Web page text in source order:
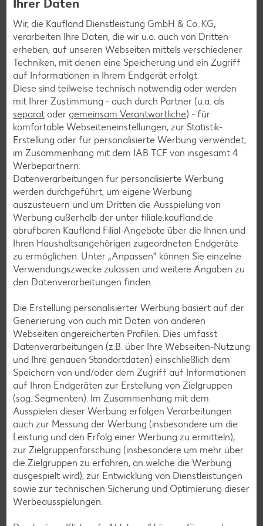
tägliches Tässchen Tee also lieber zwischendurch als zu den
Mahlzeiten schlürfen.
Achtung: Schwangere sollten am besten gar keinen
Schwarztee trinken. Das Koffein beeinflusst den Blutdruck
des ungeborenen Kindes. Trinkt die Mutter regelmäßig und
in großen Mengen schwarzen Tee, kann das Baby sogar ein
geringeres Geburtsgewicht haben.
Anbau & Ernte
Anbau und Ernte: So wird
schwarzer Tee hergestellt
Teepflanzen sind recht anspruchsvoll. Es müssen bestimmte
Bedingungen erfüllt sein, damit sie optimal gedeihen. Hier
erfährst du alles über Anbau und Ernte von Schwarztee:
Anbau und Ernte
Schwarzer Tee wird in mehr als 40 Ländern weltweit
angebaut. Die meisten Anbaugebiete liegen in tropischen
und subtropischen Regionen: China, Indonesien, Indien,
Japan, Kenia, Nepal und Sri Lanka. Teepflanzen brauchen
viel Regen, nährstoffreichen Boden, reichlich Sonne und
eine hohe Luftfeuchtigkeit. Eine mittlere Jahrestemperatur
von mindestens 18 Grad ist ideal. DieCamellia sinensismag
Höhenlagen – je höher, desto besser. Schwarztee wird fast
das ganze Jahr über angebaut und geerntet.
Erntezeiten von Tee:
First Flush:Ende Februar bis Mitte April. Ein milder,
frischer, goldgelber Tee mit blumiger Note. Aufgrund
der limitierten Erträge oft hochpreisig.
In-betweens:„Überbrückungstee“ aus der Zeit
zwischen Frühlings- und Sommerernte und meistens
Ihrer Daten
Wir, die Kaufland Dienstleistung GmbH & Co. KG,
verarbeiten Ihre Daten, die wir u.a. auch von Dritten
erheben, auf unseren Webseiten mittels verschiedener
Techniken, mit denen eine Speicherung und ein Zugriff
auf Informationen in Ihrem Endgerät erfolgt.
Diese sind teilweise technisch notwendig oder werden
mit Ihrer Zustimmung - auch durch Partner (u.a. als
separat oder gemeinsam Verantwortliche) - für
komfortable Webseiteneinstellungen, zur Statistik-
Erstellung oder für personalisierte Werbung verwendet;
im Zusammenhang mit dem IAB TCF von insgesamt 4
Werbepartnern.
Datenverarbeitungen für personalisierte Werbung
werden durchgeführt, um eigene Werbung
auszusteuern und um Dritten die Ausspielung von
Werbung außerhalb der unter filiale.kaufland.de
abrufbaren Kaufland Filial-Angebote über die Ihnen und
Ihren Haushaltsangehörigen zugeordneten Endgeräte
zu ermöglichen. Unter „Anpassen“ können Sie einzelne
Verwendungszwecke zulassen und weitere Angaben zu
den Datenverarbeitungen finden.
Die Erstellung personalisierter Werbung basiert auf der
Generierung von auch mit Daten von anderen
Webseiten angereicherten Profilen. Dies umfasst
Datenverarbeitungen (z.B. über Ihre Webseiten-Nutzung
und Ihre genauen Standortdaten) einschließlich dem
Speichern von und/oder dem Zugriff auf Informationen
auf Ihren Endgeräten zur Erstellung von Zielgruppen
(sog. Segmenten). Im Zusammenhang mit dem
Ausspielen dieser Werbung erfolgen Verarbeitungen
auch zur Messung der Werbung (insbesondere um die
Leistung und den Erfolg einer Werbung zu ermitteln),
zur Zielgruppenforschung (insbesondere um mehr über
die Zielgruppen zu erfahren, an welche die Werbung
ausgespielt wird), zur Entwicklung von Dienstleistungen
sowie zur technischen Sicherung und Optimierung dieser
Werbeausspielungen.